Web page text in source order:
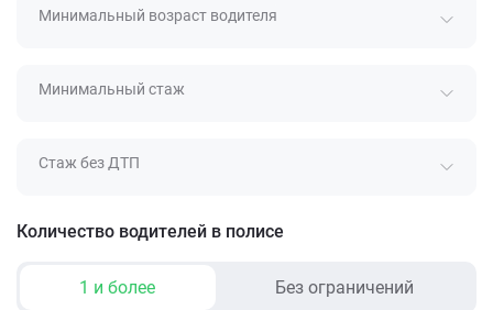
Минимальный возраст водителя
Минимальный стаж
Стаж без ДТП
Количество водителей в полисе
1 и более Без ограничений